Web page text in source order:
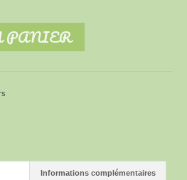
PANIER
Informations complémentaires